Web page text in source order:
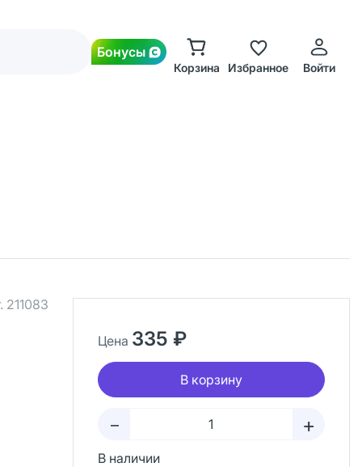
Бонусы
Корзина Избранное Войти
211083
Цена 335 ₽
В корзину
– +
В наличии